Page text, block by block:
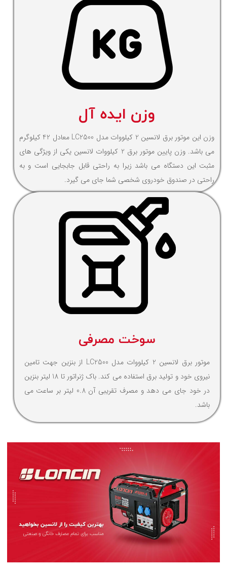
وزن ایده آل
وزن این موتور برق لانسین 2 کیلووات مدل LC2500 معادل 42 کیلوگرم
می باشد. وزن پایین موتور برق 2 کیلووات لانسین یکی از ویژگی های
مثبت این دستگاه می باشد زیرا به راحتی قابل جابجایی است و به
راحتی در صندوق خودروی شخصی شما جای می گیرد.
سوخت مصرفی
موتور برق لانسین 2 کیلووات مدل LC2500 از بنزین جهت تامین
نیروی خود و تولید برق استفاده می کند. باک ژنراتور تا 18 لیتر بنزین
در خود جای می دهد و مصرف تقریبی آن 0.8 لیتر بر ساعت می
باشد.